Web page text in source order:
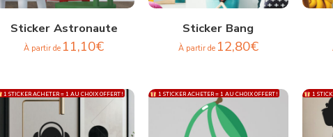
Sticker Astronaute
À partir de 11,10€
Sticker Bang
À partir de 12,80€
1 STICKER ACHETER = 1 AU CHOIX OFFERT ! 1 STICKER ACHETER = 1 AU CHOIX OFFERT ! 1